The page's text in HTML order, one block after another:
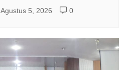
Agustus 5, 2026 0